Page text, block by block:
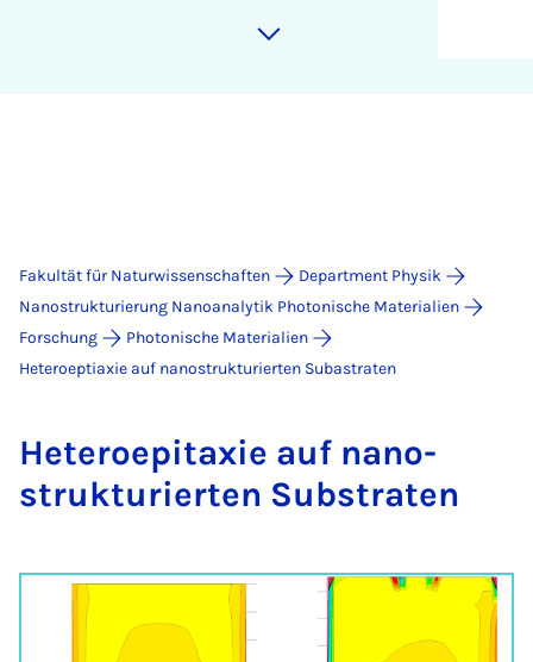
Fakultät für Naturwissenschaften
Department Physik
Nanostrukturierung Nanoanalytik Photonische Materialien
Forschung
Photonische Materialien
Heteroeptiaxie auf nanostrukturierten Subastraten
He­tero­epita­xie auf na­no­
struk­tu­rier­ten Sub­stra­ten